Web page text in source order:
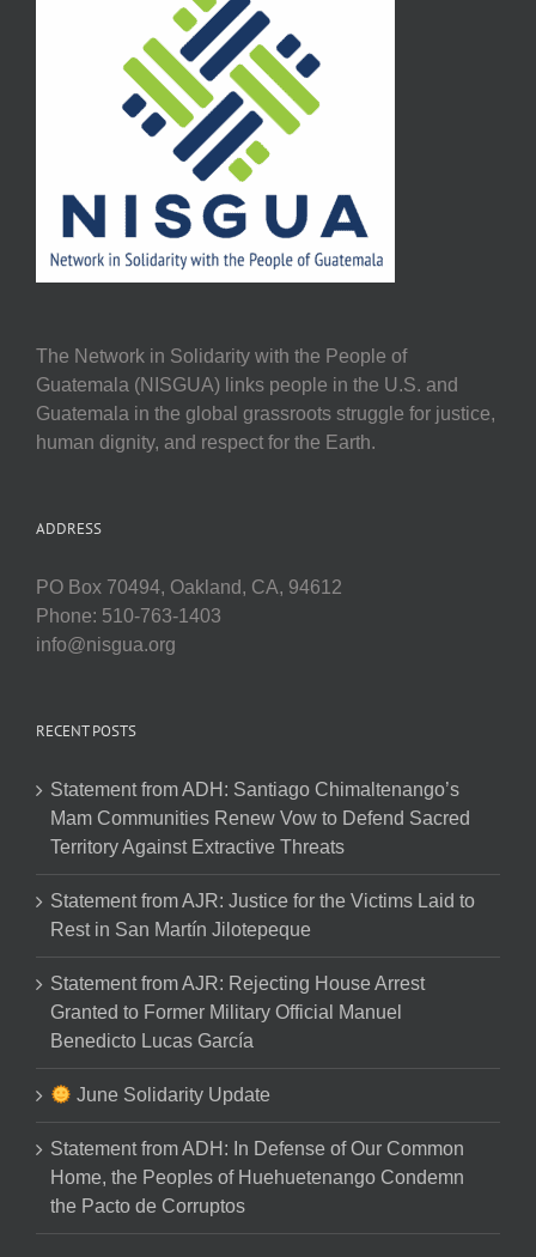
The Network in Solidarity with the People of
Guatemala (NISGUA) links people in the U.S. and
Guatemala in the global grassroots struggle for justice,
human dignity, and respect for the Earth.
ADDRESS
PO Box 70494, Oakland, CA, 94612
Phone: 510-763-1403
info@nisgua.org
RECENT POSTS
Statement from ADH: Santiago Chimaltenango’s
Mam Communities Renew Vow to Defend Sacred
Territory Against Extractive Threats
Statement from AJR: Justice for the Victims Laid to
Rest in San Martín Jilotepeque
Statement from AJR: Rejecting House Arrest
Granted to Former Military Official Manuel
Benedicto Lucas García
June Solidarity Update
Statement from ADH: In Defense of Our Common
Home, the Peoples of Huehuetenango Condemn
the Pacto de Corruptos